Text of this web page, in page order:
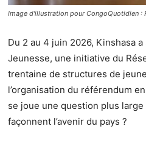
Image d'illustration pour CongoQuotidien :
Du 2 au 4 juin 2026, Kinshasa
Jeunesse, une initiative du
trentaine de structures de
l’organisation du référendum
se joue une question plus
façonnent l’avenir du pays ?